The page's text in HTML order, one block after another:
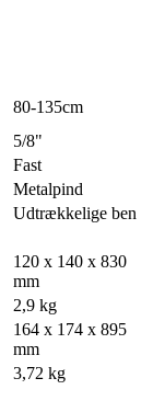
80-135cm
5/8"
Fast
Metalpind
Udtrækkelige ben
120 x 140 x 830
mm
2,9 kg
164 x 174 x 895
mm
3,72 kg